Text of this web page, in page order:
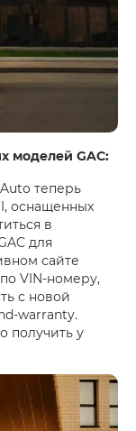
моделей GAC:
теперь
оснащенных
в
для
сайте
VIN-номеру,
с новой
warranty.
получить у